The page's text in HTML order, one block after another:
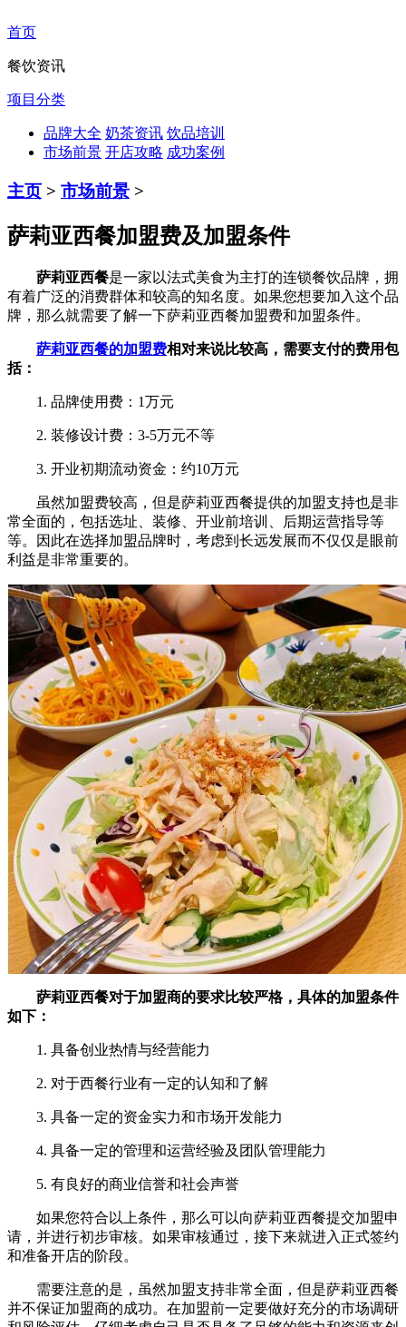
首页
餐饮资讯
项目分类
品牌大全 奶茶资讯 饮品培训
市场前景 开店攻略 成功案例
主页 > 市场前景 >
萨莉亚西餐加盟费及加盟条件
萨莉亚西餐是一家以法式美食为主打的连锁餐饮品牌，拥
有着广泛的消费群体和较高的知名度。如果您想要加入这个品
牌，那么就需要了解一下萨莉亚西餐加盟费和加盟条件。
萨莉亚西餐的加盟费相对来说比较高，需要支付的费用包
括：
1. 品牌使用费：1万元
2. 装修设计费：3-5万元不等
3. 开业初期流动资金：约10万元
虽然加盟费较高，但是萨莉亚西餐提供的加盟支持也是非
常全面的，包括选址、装修、开业前培训、后期运营指导等
等。因此在选择加盟品牌时，考虑到长远发展而不仅仅是眼前
利益是非常重要的。
萨莉亚西餐对于加盟商的要求比较严格，具体的加盟条件
如下：
1. 具备创业热情与经营能力
2. 对于西餐行业有一定的认知和了解
3. 具备一定的资金实力和市场开发能力
4. 具备一定的管理和运营经验及团队管理能力
5. 有良好的商业信誉和社会声誉
如果您符合以上条件，那么可以向萨莉亚西餐提交加盟申
请，并进行初步审核。如果审核通过，接下来就进入正式签约
和准备开店的阶段。
需要注意的是，虽然加盟支持非常全面，但是萨莉亚西餐
并不保证加盟商的成功。在加盟前一定要做好充分的市场调研